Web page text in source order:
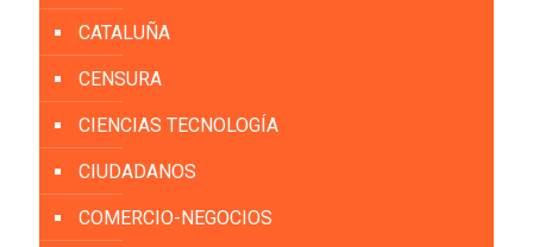
CATALUÑA
CENSURA
CIENCIAS TECNOLOGÍA
CIUDADANOS
COMERCIO-NEGOCIOS